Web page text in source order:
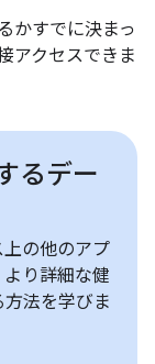
かすでに決まっ
アクセスできま
るデー
の他のアプ
り詳細な健
法を学びま